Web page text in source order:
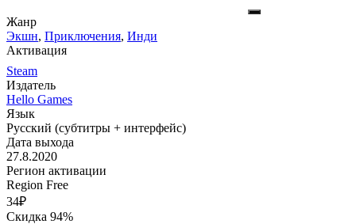
Жанр
Экшн, Приключения, Инди
Активация
Steam
Издатель
Hello Games
Язык
Русский (субтитры + интерфейс)
Дата выхода
27.8.2020
Регион активации
Region Free
34₽
Скидка 94%